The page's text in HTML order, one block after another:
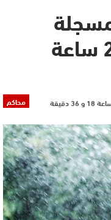
بالمملكة خلال الـ 24 ساعة
محاكم